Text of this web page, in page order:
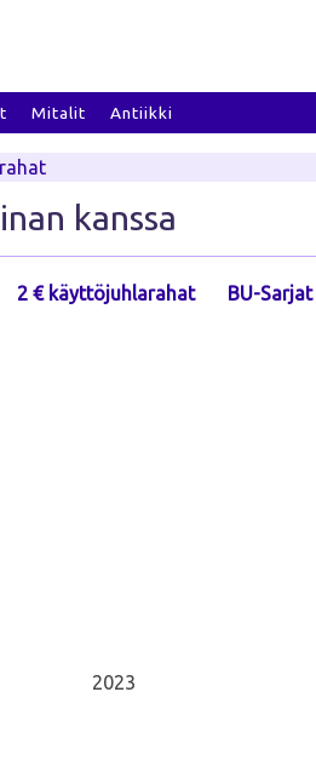
Mitalit Antiikki
kanssa
2 € käyttöjuhlarahat BU-Sarjat
2023